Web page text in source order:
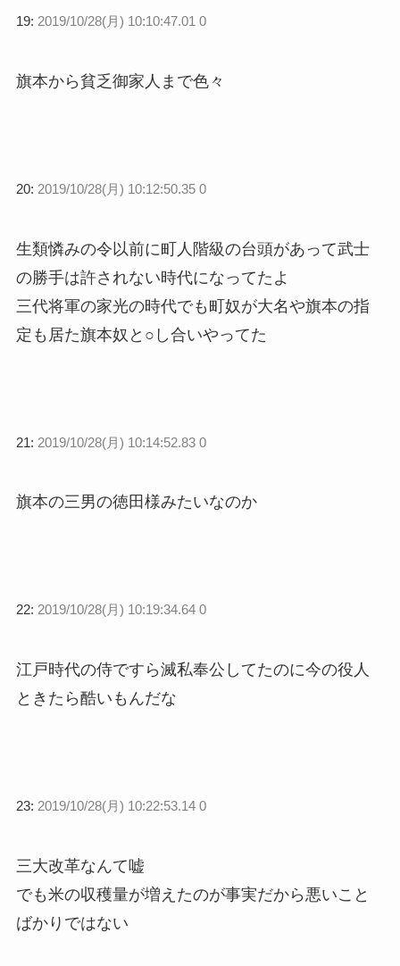
19: 2019/10/28(月) 10:10:47.01 0
旗本から貧乏御家人まで色々
20: 2019/10/28(月) 10:12:50.35 0
生類憐みの令以前に町人階級の台頭があって武士
の勝手は許されない時代になってたよ
三代将軍の家光の時代でも町奴が大名や旗本の指
定も居た旗本奴と○し合いやってた
21: 2019/10/28(月) 10:14:52.83 0
旗本の三男の徳田様みたいなのか
22: 2019/10/28(月) 10:19:34.64 0
江戸時代の侍ですら滅私奉公してたのに今の役人
ときたら酷いもんだな
23: 2019/10/28(月) 10:22:53.14 0
三大改革なんて嘘
でも米の収穫量が増えたのが事実だから悪いこと
ばかりではない